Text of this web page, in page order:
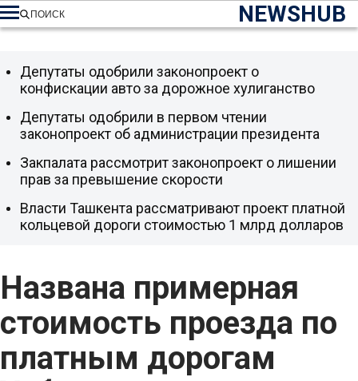
NEWSHUB
ПОИСК
Названа примерная
стоимость проезда по
платным дорогам
Депутаты одобрили законопроект о
конфискации авто за дорожное хулиганство
Депутаты одобрили в первом чтении
законопроект об администрации президента
Закпалата рассмотрит законопроект о лишении
прав за превышение скорости
Власти Ташкента рассматривают проект платной
кольцевой дороги стоимостью 1 млрд долларов